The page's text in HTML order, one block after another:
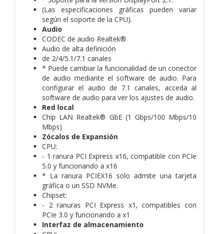
(Las especificaciones gráficas pueden variar
según el soporte de la CPU).
Audio
CODEC de audio Realtek®
Audio de alta definición
de 2/4/5.1/7.1 canales
* Puede cambiar la funcionalidad de un conector
de audio mediante el software de audio. Para
configurar el audio de 7.1 canales, acceda al
software de audio para ver los ajustes de audio.
Red local
Chip LAN Realtek® GbE (1 Gbps/100 Mbps/10
Mbps)
Zócalos de Expansión
CPU:
- 1 ranura PCI Express x16, compatible con PCIe
5.0 y funcionando a x16
* La ranura PCIEX16 solo admite una tarjeta
gráfica o un SSD NVMe.
Chipset:
- 2 ranuras PCI Express x1, compatibles con
PCIe 3.0 y funcionando a x1
Interfaz de almacenamiento